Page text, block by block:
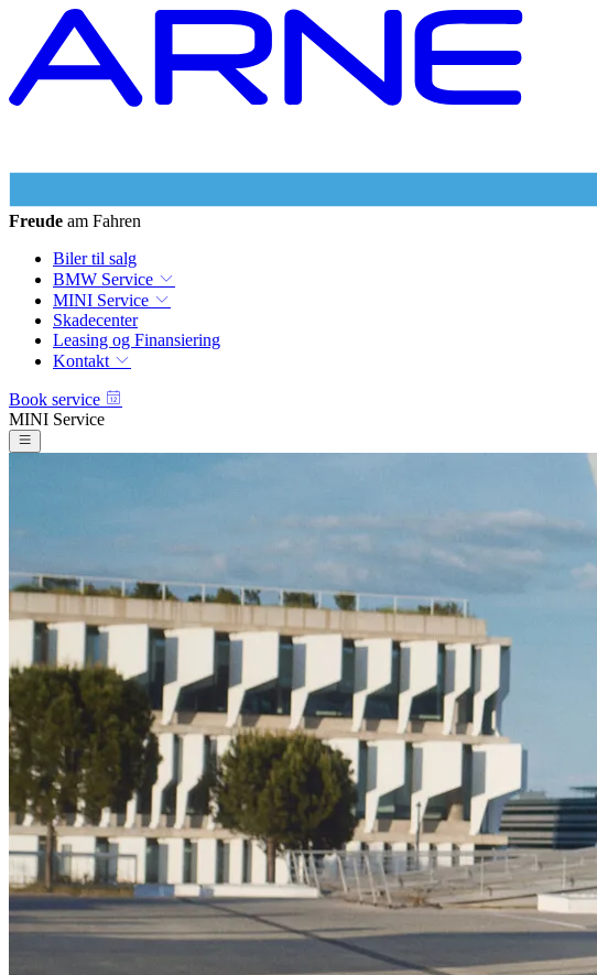
Freude am Fahren
Biler til salg
BMW Service
MINI Service
Skadecenter
Leasing og Finansiering
Kontakt
Book service
MINI Service